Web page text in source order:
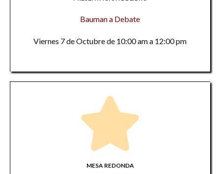
Bauman a Debate
Viernes 7 de Octubre de 10:00 am a 12:00 pm
MESA REDONDA